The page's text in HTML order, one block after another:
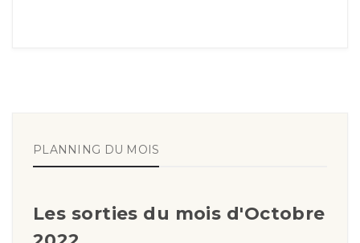
PLANNING DU MOIS
Les sorties du mois d'Octobre